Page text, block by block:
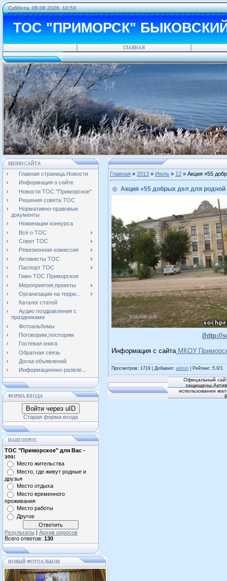
Суббота, 08.08.2026, 10:53
ТОС "ПРИМОРСК"
ГЛАВНАЯ
МЕНЮ САЙТА
Главная страница.Новости
Информация о сайте
Новости ТОС "Приморское"
Решения совета ТОС
Нормативно-правовые
документы
Номинации конкурса
Всё о ТОС
Совет ТОС
Ревизионная комиссия
Активисты ТОС
Паспорт ТОС
Гимн ТОС Приморское
Мероприятия,проекты
Организации на терри...
Каталог статей
Аудио поздравления с
праздниками
Фотоальбомы
Поговорим,поспорим
Гостевая книга
Обратная связь
Доска объявлений
Информационно-развле...
ФОРМА ВХОДА
Войти через uID
Старая форма входа
НАШ ОПРОС
ТОС "Приморское" для Вас -
это:
Место жительства
Место, где живут родные и
друзья
Место отдыха
Место временного
проживания
Место работы
Другое
Результаты | Архив опросов
Всего ответов: 130
НОВЫЙ ФОТОАЛЬБОМ
Главная » 2013 » Июль » 12 » Акция «55
Акция «55 добрых дел для
(http://
Информация с сайтаМКОУ
Просмотров: 1719 | Добавил: admin Рейтинг: 5.0/1
Офицальный
использовании